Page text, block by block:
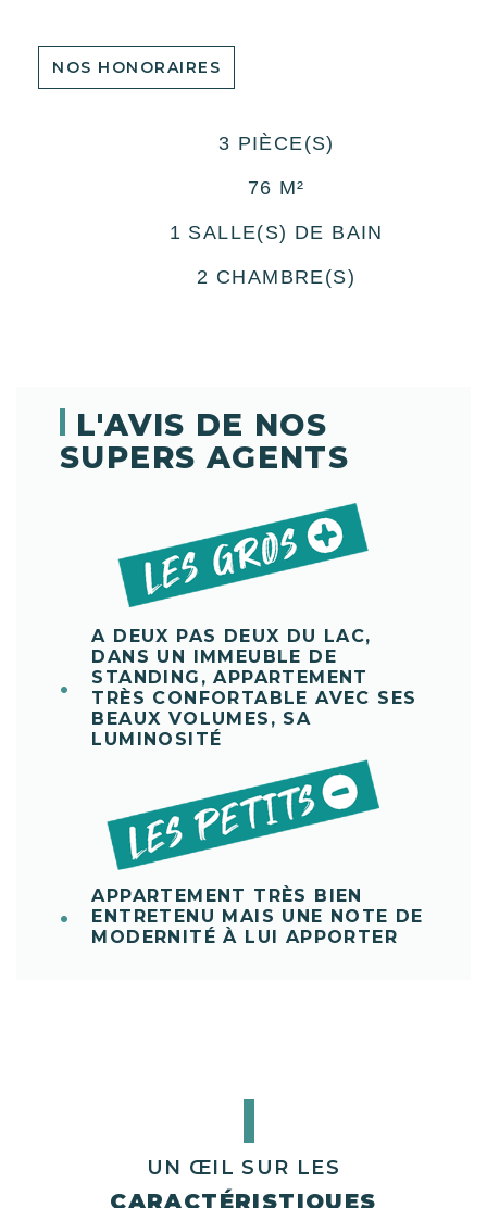
NOS HONORAIRES
3 PIÈCE(S)
76 M²
1 SALLE(S) DE BAIN
2 CHAMBRE(S)
L'AVIS DE NOS
SUPERS AGENTS
A DEUX PAS DEUX DU LAC,
DANS UN IMMEUBLE DE
STANDING, APPARTEMENT
TRÈS CONFORTABLE AVEC SES
BEAUX VOLUMES, SA
LUMINOSITÉ
APPARTEMENT TRÈS BIEN
ENTRETENU MAIS UNE NOTE DE
MODERNITÉ À LUI APPORTER
UN ŒIL SUR LES
CARACTÉRISTIQUES